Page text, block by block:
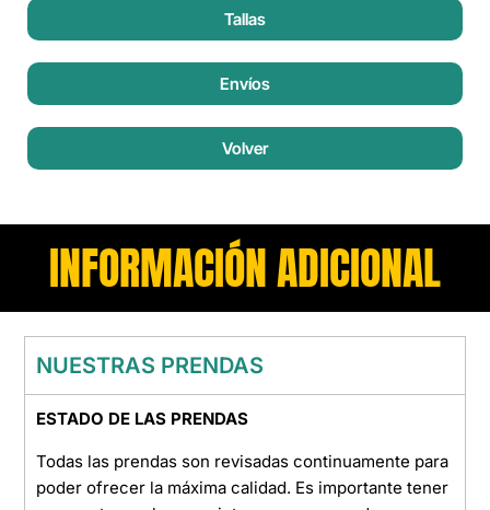
Tallas
Envíos
Volver
INFORMACIÓN ADICIONAL
NUESTRAS PRENDAS
ESTADO DE LAS PRENDAS
Todas las prendas son revisadas continuamente para
poder ofrecer la máxima calidad. Es importante tener